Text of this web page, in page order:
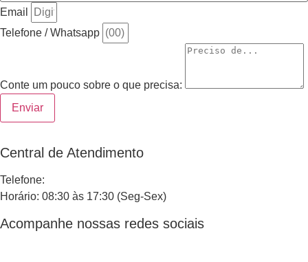
Email
Telefone / Whatsapp
Conte um pouco sobre o que precisa:
Enviar
Central de Atendimento
Telefone:
Horário: 08:30 às 17:30 (Seg-Sex)
Acompanhe nossas redes sociais